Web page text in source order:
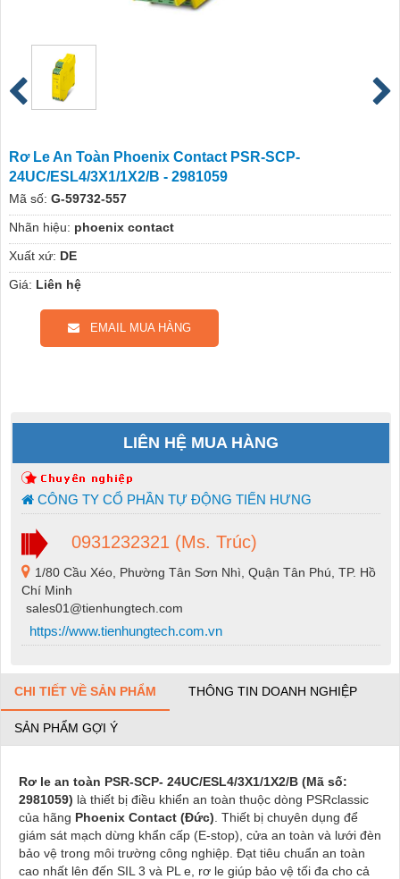
Rơ Le An Toàn Phoenix Contact PSR-SCP-
24UC/ESL4/3X1/1X2/B - 2981059
Mã số: G-59732-557
Nhãn hiệu: phoenix contact
Xuất xứ: DE
Giá: Liên hệ
EMAIL MUA HÀNG
LIÊN HỆ MUA HÀNG
CÔNG TY CỔ PHẦN TỰ ĐỘNG TIẾN HƯNG
0931232321 (Ms. Trúc)
1/80 Cầu Xéo, Phường Tân Sơn Nhì, Quận Tân Phú, TP. Hồ
Chí Minh
sales01@tienhungtech.com
https://www.tienhungtech.com.vn
CHI TIẾT VỀ SẢN PHẨM THÔNG TIN DOANH NGHIỆP
SẢN PHẨM GỢI Ý
Rơ le an toàn PSR-SCP- 24UC/ESL4/3X1/1X2/B (Mã số:
2981059) là thiết bị điều khiển an toàn thuộc dòng PSRclassic
của hãng Phoenix Contact (Đức) . Thiết bị chuyên dụng để
giám sát mạch dừng khẩn cấp (E-stop), cửa an toàn và lưới đèn
bảo vệ trong môi trường công nghiệp. Đạt tiêu chuẩn an toàn
cao nhất lên đến SIL 3 và PL e, rơ le giúp bảo vệ tối đa cho cả